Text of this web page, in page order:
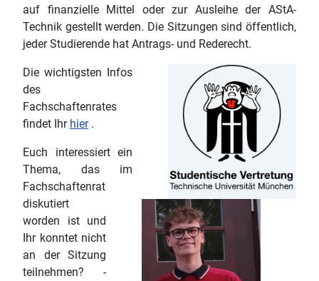
auf finanzielle Mittel oder zur Ausleihe der AStA-
Technik gestellt werden. Die Sitzungen sind öffentlich,
jeder Studierende hat Antrags- und Rederecht.
Die wichtigsten Infos
des
Fachschaftenrates
findet Ihr hier.
Euch interessiert ein
Thema, das im
Fachschaftenrat
diskutiert
worden ist und
Ihr konntet nicht
an der Sitzung
teilnehmen? -